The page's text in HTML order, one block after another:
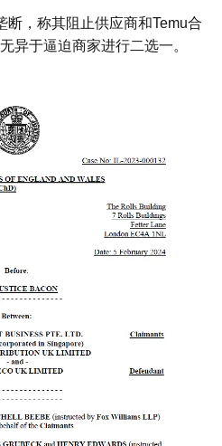
断，称其阻止供应商和Temu合
异于逼迫商家进行二选一。